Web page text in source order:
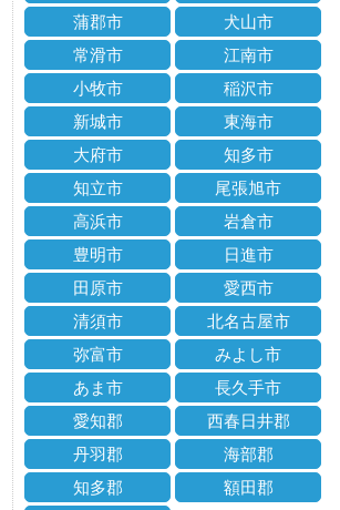
蒲郡市
犬山市
常滑市
江南市
小牧市
稲沢市
新城市
東海市
大府市
知多市
知立市
尾張旭市
高浜市
岩倉市
豊明市
日進市
田原市
愛西市
清須市
北名古屋市
弥富市
みよし市
あま市
長久手市
愛知郡
西春日井郡
丹羽郡
海部郡
知多郡
額田郡